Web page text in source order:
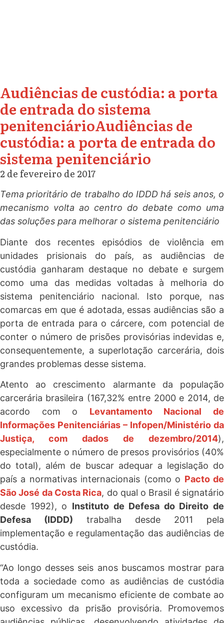
Audiências de custódia: a porta
de entrada do sistema
penitenciárioAudiências de
custódia: a porta de entrada do
sistema penitenciário
2 de fevereiro de 2017
Tema prioritário de trabalho do IDDD há seis anos, o
mecanismo volta ao centro do debate como uma
das soluções para melhorar o sistema penitenciário
Diante dos recentes episódios de violência em
unidades prisionais do país, as audiências de
custódia ganharam destaque no debate e surgem
como uma das medidas voltadas à melhoria do
sistema penitenciário nacional. Isto porque, nas
comarcas em que é adotada, essas audiências são a
porta de entrada para o cárcere, com potencial de
conter o número de prisões provisórias indevidas e,
consequentemente, a superlotação carcerária, dois
grandes problemas desse sistema.
Atento ao crescimento alarmante da população
carcerária brasileira (167,32% entre 2000 e 2014, de
acordo com o Levantamento Nacional de
Informações Penitenciárias – Infopen/Ministério da
Justiça, com dados de dezembro/2014),
especialmente o número de presos provisórios (40%
do total), além de buscar adequar a legislação do
país a normativas internacionais (como o Pacto de
São José da Costa Rica, do qual o Brasil é signatário
desde 1992), o Instituto de Defesa do Direito de
Defesa (IDDD) trabalha desde 2011 pela
implementação e regulamentação das audiências de
custódia.
“Ao longo desses seis anos buscamos mostrar para
toda a sociedade como as audiências de custódia
configuram um mecanismo eficiente de combate ao
uso excessivo da prisão provisória. Promovemos